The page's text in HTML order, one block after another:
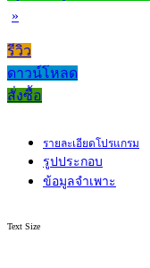
»
รีวิว
ดาวน์โหลด
สั่งซื้อ
รายละเอียดโปรแกรม
รูปประกอบ
ข้อมูลจำเพาะ
Text Size